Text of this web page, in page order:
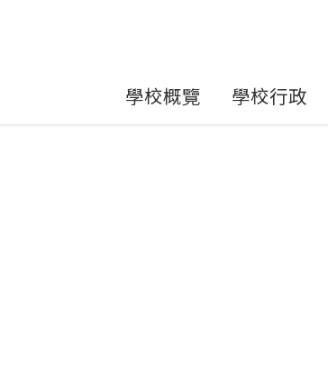
學校概覽 學校行政